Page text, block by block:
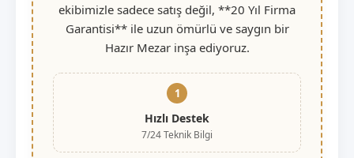
ekibimizle sadece satış değil, **20 Yıl Firma
Garantisi** ile uzun ömürlü ve saygın bir
Hazır Mezar inşa ediyoruz.
1
Hızlı Destek
7/24 Teknik Bilgi